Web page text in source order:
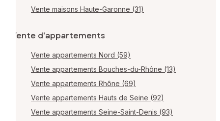
Vente maisons Haute-Garonne (31)
Vente d'appartements
Vente appartements Nord (59)
Vente appartements Bouches-du-Rhône (13)
Vente appartements Rhône (69)
Vente appartements Hauts de Seine (92)
Vente appartements Seine-Saint-Denis (93)